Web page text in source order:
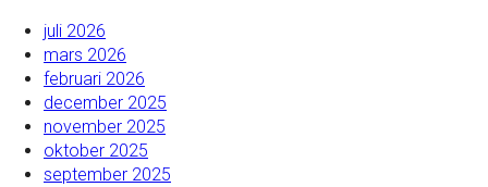
juli 2026
mars 2026
februari 2026
december 2025
november 2025
oktober 2025
september 2025